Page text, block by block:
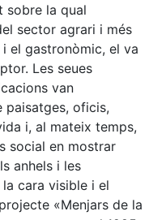
sobre la qual
sector agrari i més
el gastronòmic, el va
Les seues
van
paisatges, oficis,
i, al mateix temps,
social en mostrar
anhels i les
cara visible i el
«Menjars de la